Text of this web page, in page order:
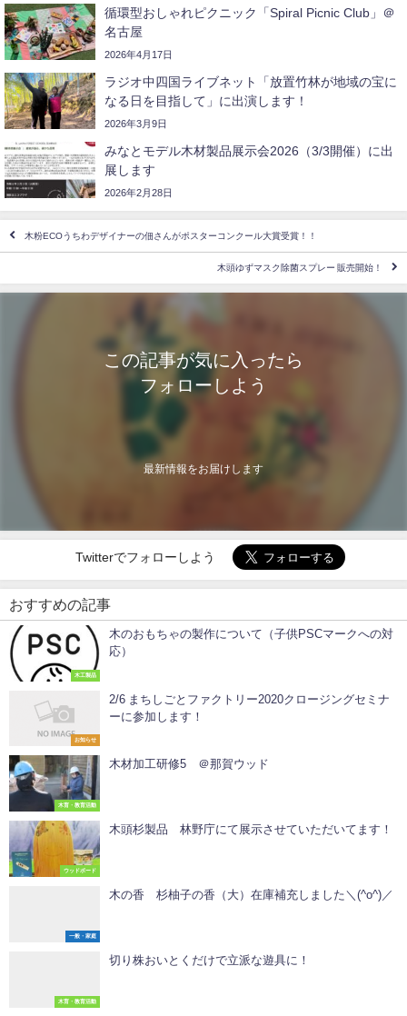
循環型おしゃれピクニック「Spiral Picnic Club」＠
名古屋
2026年4月17日
ラジオ中四国ライブネット「放置竹林が地域の宝に
なる日を目指して」に出演します！
2026年3月9日
みなとモデル木材製品展示会2026（3/3開催）に出
展します
2026年2月28日
木粉ECOうちわデザイナーの佃さんがポスターコンクール大賞受賞！！
木頭ゆずマスク除菌スプレー 販売開始！
この記事が気に入ったら
フォローしよう
最新情報をお届けします
Twitterでフォローしよう
おすすめの記事
木工製品
木のおもちゃの製作について（子供PSCマークへの対
応）
お知らせ
2/6 まちしごとファクトリー2020クロージングセミナ
ーに参加します！
木育・教育活動
木材加工研修5 ＠那賀ウッド
ウッドボード
木頭杉製品 林野庁にて展示させていただいてます！
一般・家庭
木の香 杉柚子の香（大）在庫補充しました＼(^o^)／
木育・教育活動
切り株おいとくだけで立派な遊具に！